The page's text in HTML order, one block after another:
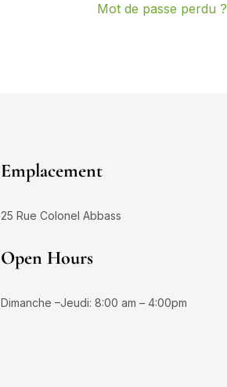
Mot de passe perdu ?
Emplacement
25 Rue Colonel Abbass
Open Hours
Dimanche –Jeudi: 8:00 am – 4:00pm